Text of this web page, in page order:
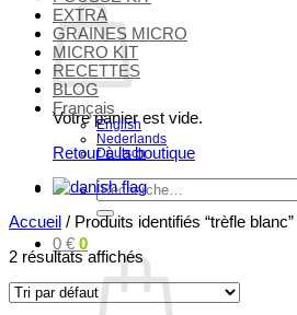
Votre panier est vide.
Retour à la boutique
Recherche
pour :
0 € 0
EXTRA
GRAINES MICRO
MICRO KIT
RECETTES
BLOG
Français
English
Nederlands
Deutsch
Accueil / Produits identifiés “trèfle blanc”
2 résultats affichés